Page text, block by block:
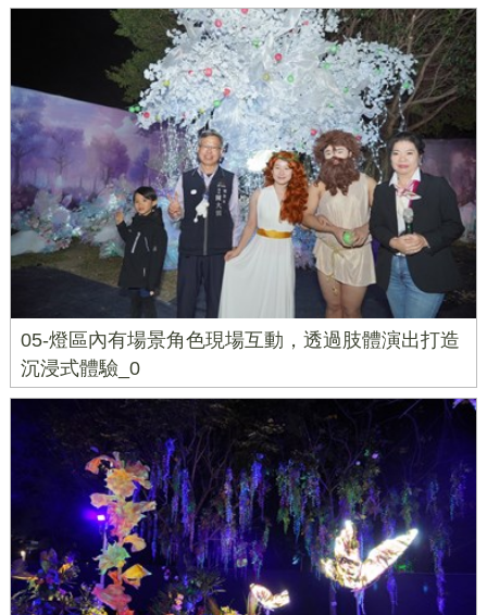
05-燈區內有場景角色現場互動，透過肢體演出打造
沉浸式體驗_0